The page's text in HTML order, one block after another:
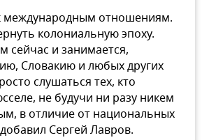
международным отношениям.
колониальную эпоху.
сейчас и занимается,
Словакию и любых других
слушаться тех, кто
не будучи ни разу никем
в отличие от национальных
Сергей Лавров.